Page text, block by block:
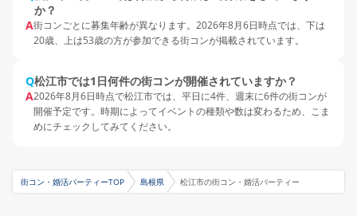
か？
A街コンごとに募集年齢が異なります。2026年8月6日時点では、下は
20歳、上は53歳の方が参加できる街コンが掲載されています。
Q松江市では1日何件の街コンが開催されていますか？
A2026年8月6日時点で松江市では、平日に4件、週末に6件の街コンが
開催予定です。時期によってイベントの種類や数は変わるため、こま
めにチェックしてみてください。
街コン・婚活パーティーTOP 島根県 松江市の街コン・婚活パーティー